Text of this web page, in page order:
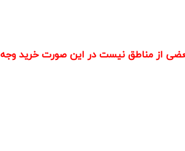
از مناطق نیست در این صورت خرید وجه